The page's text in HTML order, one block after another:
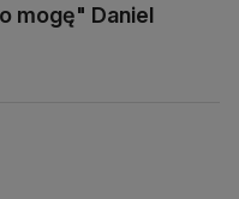
mogę" Daniel